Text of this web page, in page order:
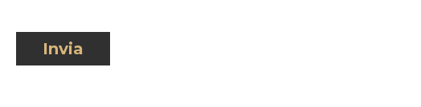
Invia